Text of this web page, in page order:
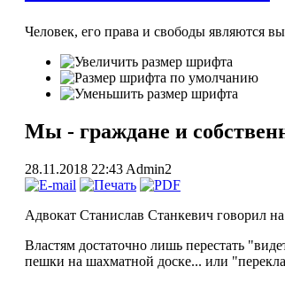
Человек, его права и свободы являются
Мы - граждане и
28.11.2018 22:43 Admin2
Адвокат Станислав Станкевич говорил
Властям достаточно лишь перестать
пешки на шахматной доске... или